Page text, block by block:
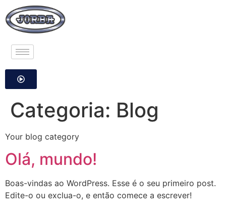
Categoria: Blog
Your blog category
Olá, mundo!
Boas-vindas ao WordPress. Esse é o seu primeiro post.
Edite-o ou exclua-o, e então comece a escrever!